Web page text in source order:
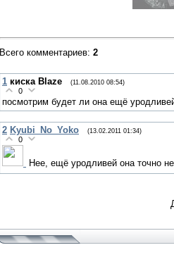
Всего комментариев: 2
1 киска Blaze (11.08.2010 08:54)
0
посмотрим будет ли она ещё
2 Kyubi_No_Yoko (13.02.2011 01:34)
0
Нее, ещё уродливей она точно